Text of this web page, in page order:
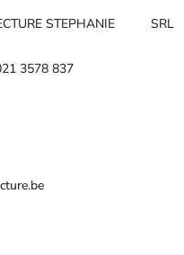
STEPHANIE
SRL
3578 837